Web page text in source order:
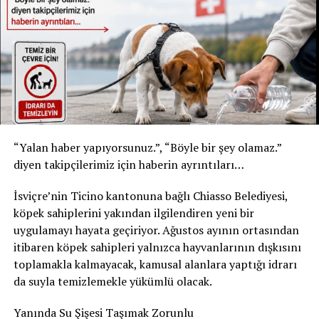
* Kızılay Doğal Maden Suyu
* Şişe: 200 ml
* Son tüketim tarihi: 31 Temmuz 2027
* Kızılay Elma Aromalı Gazlı İçecek
* Şişe: 200 ml
* Son tüketim tarihi: 20 Şubat 2027
ürünlerin geri çağırma kapsamında olduğunu belirtti.
Akar Swiss AG, tüketicilerden belirtilen ürünleri
kesinlikle tüketmemelerini istedi. Geri çağırma
kapsamındaki içecekler, satın alma fişi ibraz edilmeden
satın alındıkları market veya satış noktasına teslim
edilebilecek. Ürün bedeli tüketicilere tam olarak iade
“Yalan haber yapıyorsunuz.”, “Böyle bir şey olamaz.”
diyen takipçilerimiz için haberin ayrıntıları…
İsviçre’nin Ticino kantonuna bağlı Chiasso Belediyesi,
köpek sahiplerini yakından ilgilendiren yeni bir
uygulamayı hayata geçiriyor. Ağustos ayının ortasından
itibaren köpek sahipleri yalnızca hayvanlarının dışkısını
toplamakla kalmayacak, kamusal alanlara yaptığı idrarı
da suyla temizlemekle yükümlü olacak.
Yanında Su Şişesi Taşımak Zorunlu